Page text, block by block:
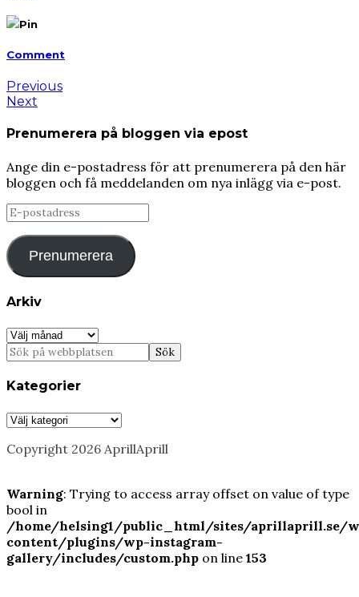
Pin
Comment
Previous
Next
Prenumerera på bloggen via epost
Ange din e-postadress för att prenumerera på den här
bloggen och få meddelanden om nya inlägg via e-post.
E-
postadress
Prenumerera
Arkiv
Arkiv
Kategorier
Kategorier
Copyright 2026 AprillAprill
Warning: Trying to access array offset on value of type
bool in
/home/helsing1/public_html/sites/aprillaprill.se/
content/plugins/wp-instagram-
gallery/includes/custom.php on line 153